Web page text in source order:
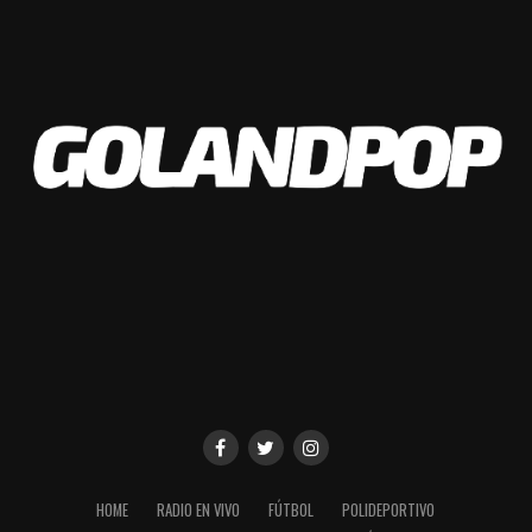
HOME RADIO EN VIVO FÚTBOL
POLIDEPORTIVO